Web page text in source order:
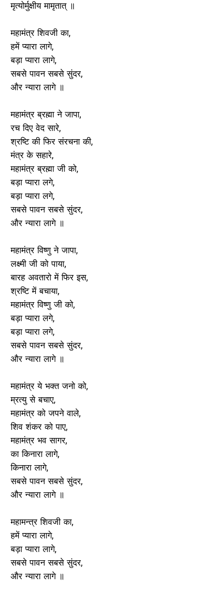
मृत्‍योर्मुक्षीय मामृतात् ॥
महामंत्र शिवजी का,
हमें प्यारा लागे,
बड़ा प्यारा लागे,
सबसे पावन सबसे सुंदर,
और न्यारा लागे ॥
महामंत्र ब्रह्मा ने जापा,
रच दिए वेद सारे,
श्रष्टि की फिर संरचना की,
मंत्र के सहारे,
महामंत्र ब्रह्मा जी को,
बड़ा प्यारा लगे,
बड़ा प्यारा लगे,
सबसे पावन सबसे सुंदर,
और न्यारा लागे ॥
महामंत्र विष्णु ने जापा,
लक्ष्मी जी को पाया,
बारह अवतारो में फिर इस,
श्रष्टि में बचाया,
महामंत्र विष्णु जी को,
बड़ा प्यारा लगे,
बड़ा प्यारा लगे,
सबसे पावन सबसे सुंदर,
और न्यारा लागे ॥
महामंत्र ये भक्त जनो को,
म्रत्यु से बचाए,
महामंत्र को जपने वाले,
शिव शंकर को पाए,
महामंत्र भव सागर,
का किनारा लागे,
किनारा लागे,
सबसे पावन सबसे सुंदर,
और न्यारा लागे ॥
महामन्त्र शिवजी का,
हमें प्यारा लागे,
बड़ा प्यारा लागे,
सबसे पावन सबसे सुंदर,
और न्यारा लागे ॥